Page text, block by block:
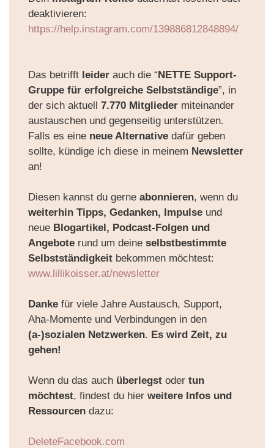
deaktivieren:
https://help.instagram.com/139886812848894/
Das betrifft leider auch die “NETTE Support-
Gruppe für erfolgreiche Selbstständige”, in
der sich aktuell7.770 Mitglieder miteinander
austauschen und gegenseitig unterstützen.
Falls es eine neue Alternative dafür geben
sollte, kündige ich diese in meinem Newsletter
an!
Diesen kannst du gerneabonnieren, wenn du
weiterhin Tipps, Gedanken, Impulse und
neue Blogartikel, Podcast-Folgen und
Angebote rund umdeineselbstbestimmte
Selbstständigkeit bekommen möchtest:
www.lillikoisser.at/newsletter
Danke für viele Jahre Austausch, Support,
Aha-Momente und Verbindungen in den
(a-)sozialen Netzwerken. Es wird Zeit,zu
gehen!
Wenn du das auch überlegst odertun
möchtest, findest du hierweitere Infos und
Ressourcen dazu:
DeleteFacebook.com